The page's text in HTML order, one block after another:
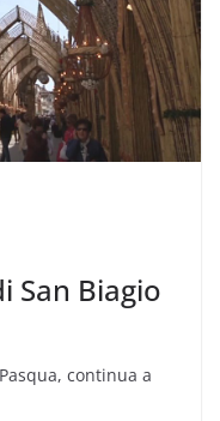
San Biagio
continua a